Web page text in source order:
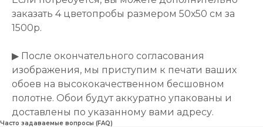
заказать 4 цветопробы размером 50х50 см за
1500р.
▶ После окончательного согласования
изображения, мы приступим к печати ваших
обоев на высококачественном бесшовном
полотне. Обои будут аккуратно упакованы и
доставлены по указанному вами адресу.
Часто задаваемые вопросы (FAQ)